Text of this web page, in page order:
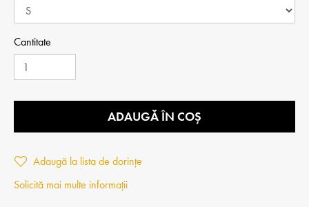
Cantitate
ADAUGĂ ÎN COȘ
Adaugă la lista de dorințe
Solicită mai multe informații